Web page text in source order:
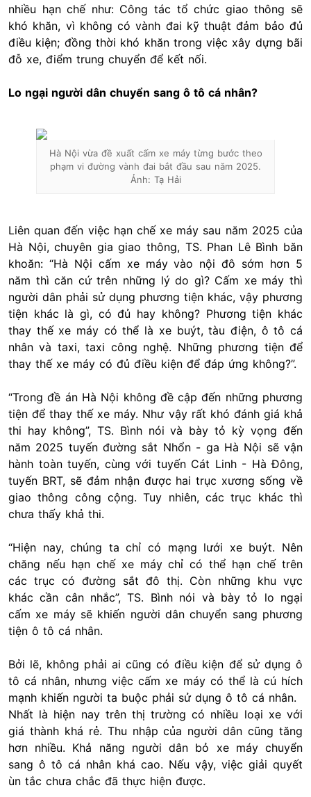
nhiều hạn chế như: Công tác tổ chức giao thông sẽ
khó khăn, vì không có vành đai kỹ thuật đảm bảo đủ
điều kiện; đồng thời khó khăn trong việc xây dựng bãi
đỗ xe, điểm trung chuyển để kết nối.
Lo ngại người dân chuyển sang ô tô cá nhân?
Hà Nội vừa đề xuất cấm xe máy từng bước theo
phạm vi đường vành đai bắt đầu sau năm 2025.
Ảnh: Tạ Hải
Liên quan đến việc hạn chế xe máy sau năm 2025 của
Hà Nội, chuyên gia giao thông, TS. Phan Lê Bình băn
khoăn: “Hà Nội cấm xe máy vào nội đô sớm hơn 5
năm thì căn cứ trên những lý do gì? Cấm xe máy thì
người dân phải sử dụng phương tiện khác, vậy phương
tiện khác là gì, có đủ hay không? Phương tiện khác
thay thế xe máy có thể là xe buýt, tàu điện, ô tô cá
nhân và taxi, taxi công nghệ. Những phương tiện để
thay thế xe máy có đủ điều kiện để đáp ứng không?”.
“Trong đề án Hà Nội không đề cập đến những phương
tiện để thay thế xe máy. Như vậy rất khó đánh giá khả
thi hay không”, TS. Bình nói và bày tỏ kỳ vọng đến
năm 2025 tuyến đường sắt Nhổn - ga Hà Nội sẽ vận
hành toàn tuyến, cùng với tuyến Cát Linh - Hà Đông,
tuyến BRT, sẽ đảm nhận được hai trục xương sống về
giao thông công cộng. Tuy nhiên, các trục khác thì
chưa thấy khả thi.
“Hiện nay, chúng ta chỉ có mạng lưới xe buýt. Nên
chăng nếu hạn chế xe máy chỉ có thể hạn chế trên
các trục có đường sắt đô thị. Còn những khu vực
khác cần cân nhắc”, TS. Bình nói và bày tỏ lo ngại
cấm xe máy sẽ khiến người dân chuyển sang phương
tiện ô tô cá nhân.
Bởi lẽ, không phải ai cũng có điều kiện để sử dụng ô
tô cá nhân, nhưng việc cấm xe máy có thể là cú hích
mạnh khiến người ta buộc phải sử dụng ô tô cá nhân.
Nhất là hiện nay trên thị trường có nhiều loại xe với
giá thành khá rẻ. Thu nhập của người dân cũng tăng
hơn nhiều. Khả năng người dân bỏ xe máy chuyển
sang ô tô cá nhân khá cao. Nếu vậy, việc giải quyết
ùn tắc chưa chắc đã thực hiện được.